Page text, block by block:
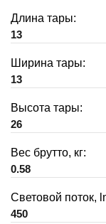
Длина тары:
13
Ширина тары:
13
Высота тары:
26
Вес брутто, кг:
0.58
Световой поток,
450